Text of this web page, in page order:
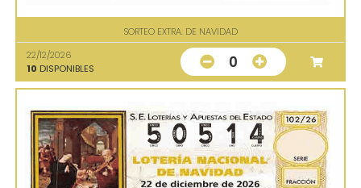
SORTEO EXTRA. DE NAVIDAD
22/12/2026
10 DISPONIBLES 0